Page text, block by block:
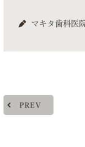
マキタ歯科医
PREV